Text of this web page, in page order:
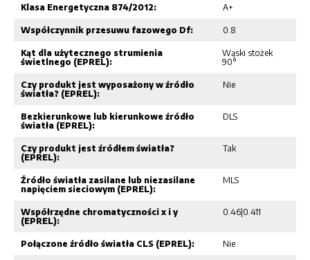
Klasa Energetyczna 874/2012: A+
Współczynnik przesuwu fazowego Df: 0.8
Kąt dla użytecznego strumienia
świetlnego (EPREL):
Wąski stożek
90°
Czy produkt jest wyposażony w źródło
światła? (EPREL):
Nie
Bezkierunkowe lub kierunkowe źródło
światła (EPREL):
DLS
Czy produkt jest źródłem światła?
(EPREL):
Tak
Źródło światła zasilane lub niezasilane
napięciem sieciowym (EPREL):
MLS
Współrzędne chromatyczności x i y
(EPREL):
0.46|0.411
Połączone źródło światła CLS (EPREL): Nie